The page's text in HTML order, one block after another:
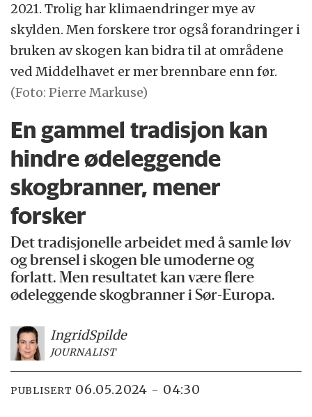
2021. Trolig har klimaendringer mye av
skylden. Men forskere tror også forandringer i
bruken av skogen kan bidra til at områdene
ved Middelhavet er mer brennbare enn før.
(Foto: Pierre Markuse)
En gammel tradisjon kan
hindre ødeleggende
skogbranner, mener
forsker
Det tradisjonelle arbeidet med å samle løv
og brensel i skogen ble umoderne og
forlatt. Men resultatet kan være flere
ødeleggende skogbranner i Sør-Europa.
IngridSpilde
JOURNALIST
PUBLISERT 06.05.2024 - 04:30